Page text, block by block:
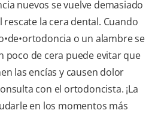
nuevos se vuelve demasiado
la cera dental. Cuando
o un alambre se
poco de cera puede evitar que
las encías y causen dolor
con el ortodoncista. ¡La
en los momentos más